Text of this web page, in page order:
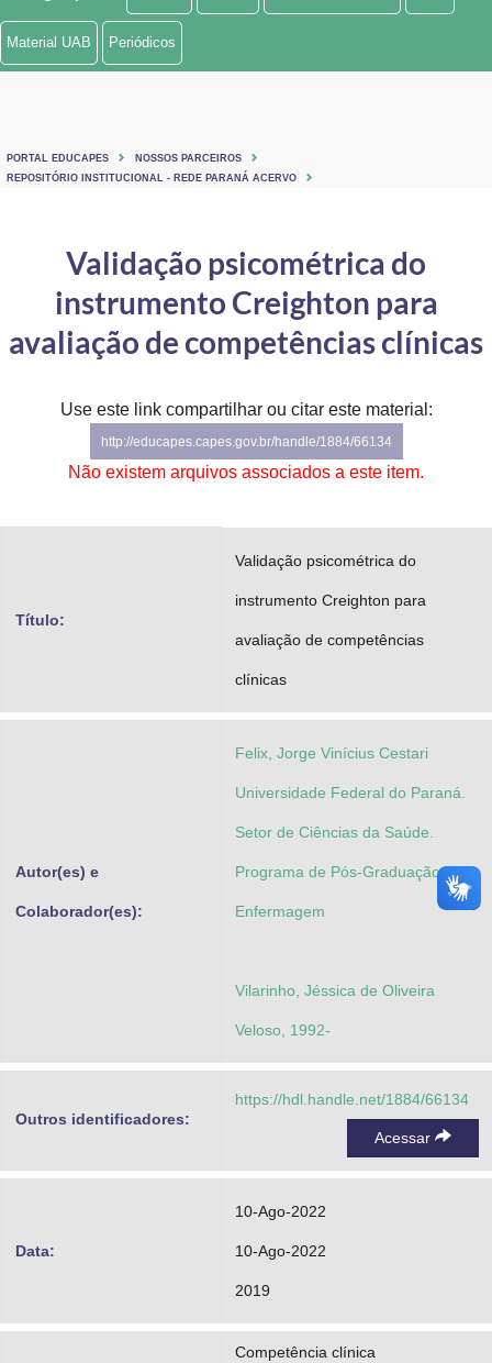
Ministério de Minas e Energia
Ministério do Turismo
Controladoria-Geral da União
Ministério da Mulher, da Família e dos Direitos Humanos
Secretaria de Governo
Gabinete de Segurança Institucional
Material UAB Periódicos
PORTAL EDUCAPES
NOSSOS PARCEIROS
REPOSITÓRIO INSTITUCIONAL - REDE PARANÁ ACERVO
Validação psicométrica do
instrumento Creighton para
avaliação de competências clínicas
Use este link compartilhar ou citar este material:
http://educapes.capes.gov.br/handle/1884/66134
Não existem arquivos associados a este item.
Título:
Validação psicométrica do
instrumento Creighton para
avaliação de competências
clínicas
Autor(es) e
Colaborador(es):
Felix, Jorge Vinícius Cestari
Universidade Federal do Paraná.
Setor de Ciências da Saúde.
Programa de Pós-Graduação em
Enfermagem
Vilarinho, Jéssica de Oliveira
Veloso, 1992-
Outros identificadores:
https://hdl.handle.net/1884/66134
Acessar
Data:
10-Ago-2022
10-Ago-2022
2019
Competência clínica